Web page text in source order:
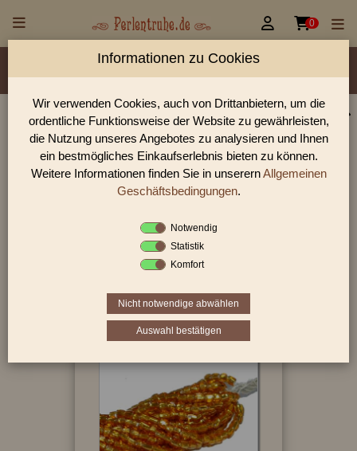
 0
Material/Glassorte Sorte/Form Farbe
Rocailles Größen
Perlen Shop für antike Glasperlen 3-Cutbeads
In unserem Perlen Shop finden sie zahlreich antike Glasperlen
3-Cutbeads und viele weiter Glasperlen.
Sie befinden sich in folgender Kategorie:
antike Glasperlen|antike 3-Cutbeads
Informationen zu Cookies
Wir verwenden Cookies, auch von Drittanbietern, um die
ordentliche Funktionsweise der Website zu gewährleisten,
die Nutzung unseres Angebotes zu analysieren und Ihnen
ein bestmögliches Einkaufserlebnis bieten zu können.
Weitere Informationen finden Sie in unserernAllgemeinen
Geschäftsbedingungen.
Notwendig
Statistik
Komfort
Nicht notwendige abwählen
Auswahl bestätigen